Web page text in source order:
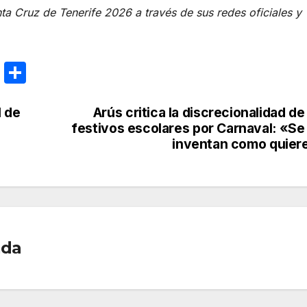
Cruz de Tenerife 2026 a través de sus redes oficiales y
E
tir
Arús critica la discrecionalidad
festivos escolares por Carnaval:
inventan como
de